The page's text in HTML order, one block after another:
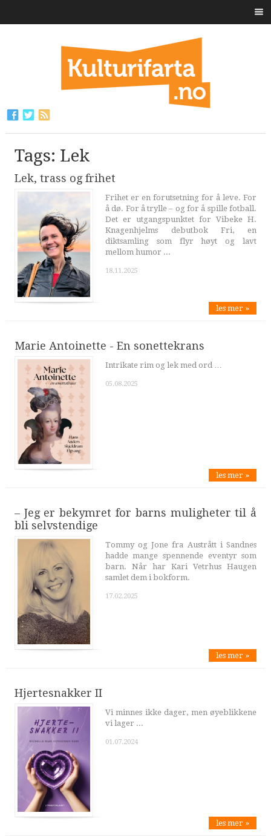
Tags: Lek
Lek, trass og frihet
Frihet er en forutsetning for å leve. For
å dø. For å trylle – og for å spille fotball.
Det er utgangspunktet for Vibeke H.
Knagenhjelms debutbok Fri, en
diktsamling som flyr høyt og lavt
mellom humor ...
18.11.2025
les mer »
Marie Antoinette - En sonettekrans
Intrikate rim og lek med ord …
05.08.2025
les mer »
– Jeg er bekymret for barns muligheter til å
bli selvstendige
Tommy og Jone fra Austrått i Sandnes
hadde mange spennende eventyr som
barn. Når har Kari Vetrhus Haugen
samlet dem i bokform.
17.02.2025
les mer »
Hjertesnakker II
Vi minnes ikke dager, men øyeblikkene
vi lager ...
01.07.2024
les mer »